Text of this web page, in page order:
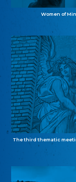
Women of
The third thematic